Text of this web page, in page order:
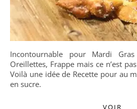
Incontournable pour Mardi Gras ! Bugnes, Beignets,
Oreillettes, Frappe mais ce n’est
Voilà une idée de Recette pour au
en sucre.
VOIR